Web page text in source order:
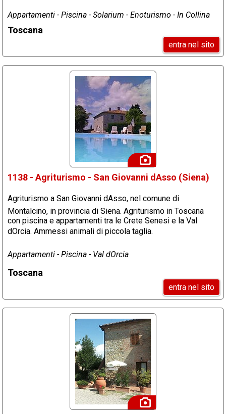
Appartamenti - Piscina - Solarium - Enoturismo - In Collina
Toscana
entra nel sito
1138 - Agriturismo - San Giovanni dAsso (Siena)
Agriturismo a San Giovanni dAsso, nel comune di
Montalcino, in provincia di Siena. Agriturismo in Toscana
con piscina e appartamenti tra le Crete Senesi e la Val
dOrcia. Ammessi animali di piccola taglia.
Appartamenti - Piscina - Val dOrcia
Toscana
entra nel sito